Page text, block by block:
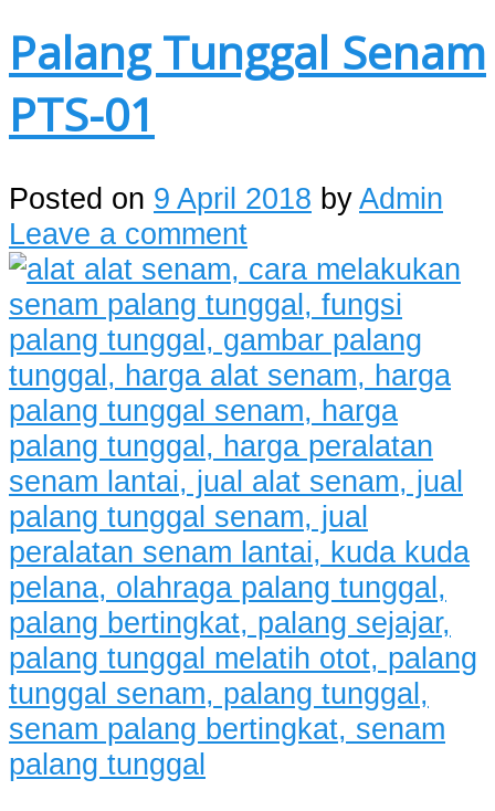
Palang Tunggal Senam
PTS-01
Posted on 9 April 2018 byAdmin
Leave a comment